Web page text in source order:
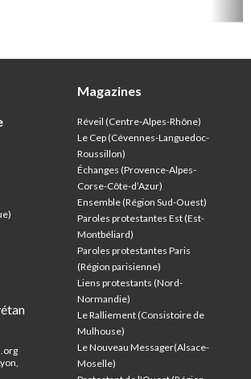
Magazines
Réveil (Centre-Alpes-Rhône)
Le Cep (Cévennes-Languedoc-
Roussillon)
Échanges (Provence-Alpes-
Corse-Côte-d’Azur)
Ensemble (Région Sud-Ouest)
Paroles protestantes Est (Est-
Montbéliard)
Paroles protestantes Paris
(Région parisienne)
Liens protestants (Nord-
Normandie)
Le Ralliement (Consistoire de
Mulhouse)
Le Nouveau Messager(Alsace-
Moselle)